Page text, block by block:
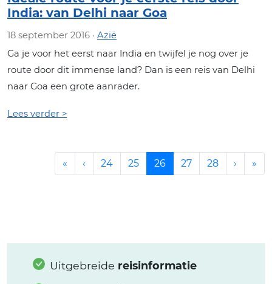
India: van Delhi naar Goa
18 september 2016 · Azië
Ga je voor het eerst naar India en twijfel je nog over je
route door dit immense land? Dan is een reis van Delhi
naar Goa een grote aanrader.
Lees verder >
« ‹ 24 25 26 27 28 › »
Uitgebreide reisinformatie